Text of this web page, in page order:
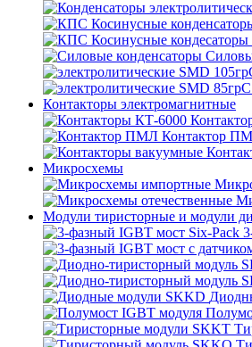
Контакторы электромагнитные
Контактор
Микросхемы
Модули тиристорные и модули